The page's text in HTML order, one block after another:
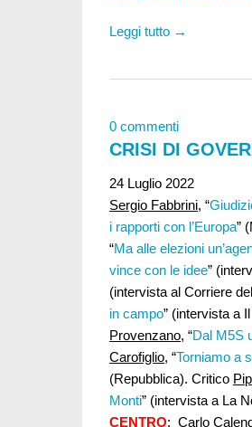
Leggi tutto →
0 commenti
CRISI DI
24 Luglio 2022
Sergio Fabbrini, “
i rapporti con l’Europa”
“Ma alle elezioni
vince con le idee”
(intervista al Corriere
in campo” (intervista a
Provenzano, “Dal M5S
Carofiglio, “Torniamo a
(Repubblica). Critico
Monti” (intervista a La
CENTRO: Carlo